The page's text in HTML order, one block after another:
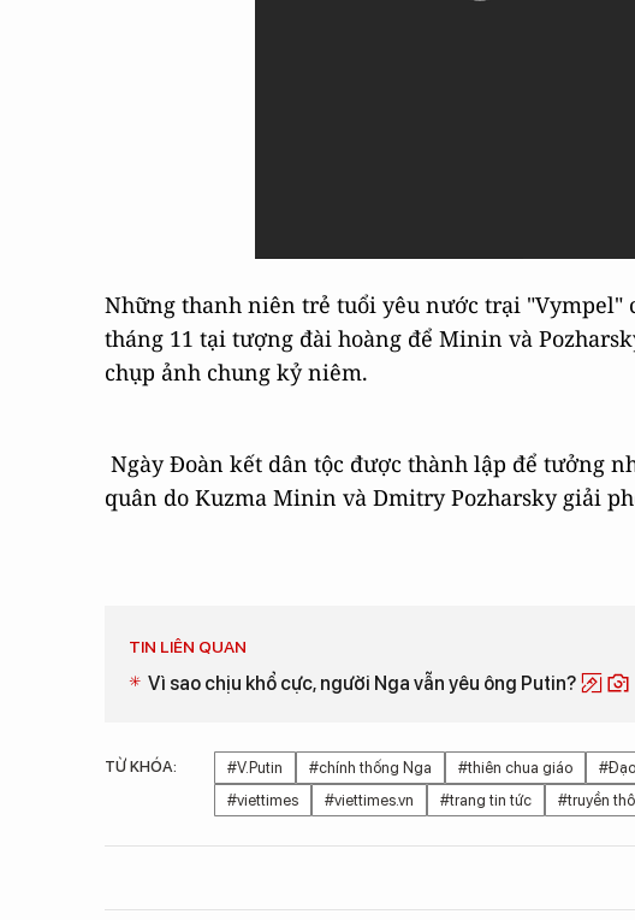
Những thanh niên trẻ tuổi yêu nước trại "Vympel"
tháng 11 tại tượng đài hoàng để Minin và
chụp ảnh chung kỷ niêm.
Ngày Đoàn kết dân tộc được thành lập để tưởng
quân do Kuzma Minin và Dmitry Pozharsky giải
TIN LIÊN QUAN
Vì sao chịu khổ cực, người Nga vẫn yêu ông Putin?
TỪ KHÓA: #V.Putin #chính thống Nga #thiên chua giáo
#viettimes
#viettimes.vn #trang tin tức #truyền